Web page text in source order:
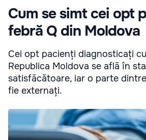
Cum se simt cei opt
febră Q din Moldova
Cei opt pacienți diagnosticați
Republica Moldova se află în
satisfăcătoare, iar o parte
fie externați.